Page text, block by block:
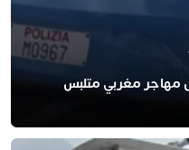
مهاجر مغربي متلبس